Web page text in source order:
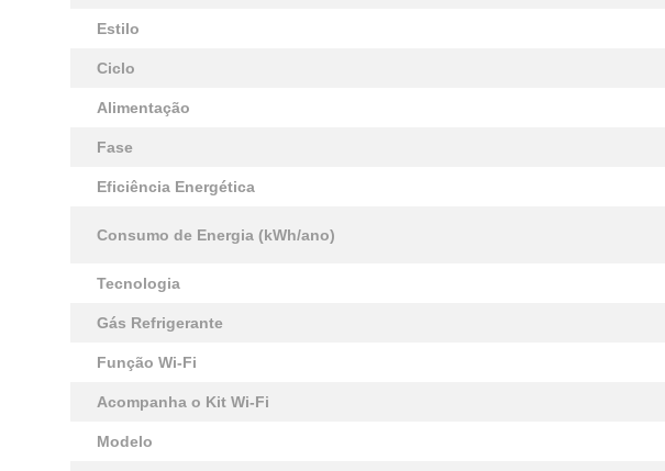
Estilo
Ciclo
Alimentação
Fase
Eficiência Energética
Consumo de Energia (kWh/ano)
Tecnologia
Gás Refrigerante
Função Wi-Fi
Acompanha o Kit Wi-Fi
Modelo